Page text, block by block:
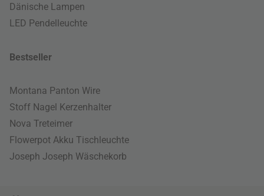
Dänische Lampen
LED Pendelleuchte
Bestseller
Montana Panton Wire
Stoff Nagel Kerzenhalter
Nova Treteimer
Flowerpot Akku Tischleuchte
Joseph Joseph Wäschekorb